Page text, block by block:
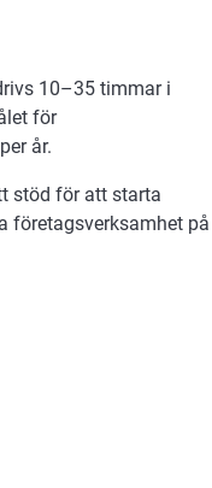
10–35 timmar i
för
år.
stöd för att starta
företagsverksamhet på